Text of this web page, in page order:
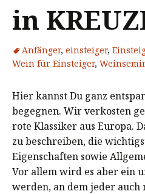
in
Anfänger, einsteiger,
Wein für Einsteiger,
Hier kannst Du ganz
begegnen. Wir verkosten
rote Klassiker aus Europa.
zu beschreiben, die
Eigenschaften sowie
Vor allem wird es aber ein
werden, an dem jeder